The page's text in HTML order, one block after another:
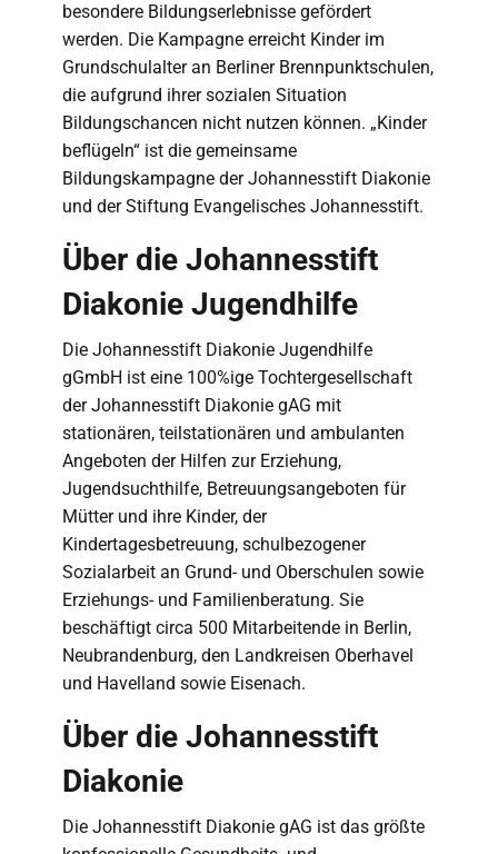
besondere Bildungserlebnisse gefördert
werden. Die Kampagne erreicht Kinder im
Grundschulalter an Berliner Brennpunktschulen,
die aufgrund ihrer sozialen Situation
Bildungschancen nicht nutzen können. „Kinder
beflügeln“ ist die gemeinsame
Bildungskampagne der Johannesstift Diakonie
und der Stiftung Evangelisches Johannesstift.
Über die Johannesstift
Diakonie Jugendhilfe
Die Johannesstift Diakonie Jugendhilfe
gGmbH ist eine 100%ige Tochtergesellschaft
der Johannesstift Diakonie gAG mit
stationären, teilstationären und ambulanten
Angeboten der Hilfen zur Erziehung,
Jugendsuchthilfe, Betreuungsangeboten für
Mütter und ihre Kinder, der
Kindertagesbetreuung, schulbezogener
Sozialarbeit an Grund- und Oberschulen sowie
Erziehungs- und Familienberatung. Sie
beschäftigt circa 500 Mitarbeitende in Berlin,
Neubrandenburg, den Landkreisen Oberhavel
und Havelland sowie Eisenach.
Über die Johannesstift
Diakonie
Die Johannesstift Diakonie gAG ist das größte